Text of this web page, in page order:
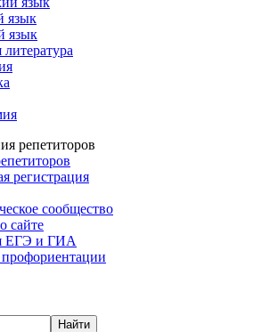
язык
язык
литература
репетиторов
регистрация
сообщество
сайте
ЕГЭ и ГИА
Найти